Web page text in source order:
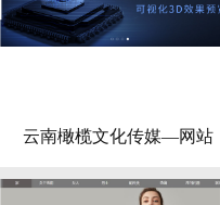
云南橄榄文化传媒—网站